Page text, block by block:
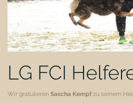
LG FCI
Wir gratulieren Sascha Kempfzu seinem